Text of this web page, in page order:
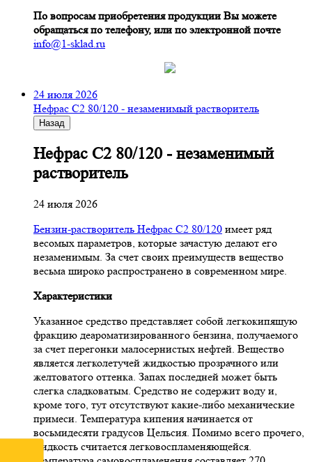
По вопросам приобретения продукции Вы можете
обращаться по телефону, или по электронной почте
info@1-sklad.ru
24 июля 2026
Нефрас С2 80/120 - незаменимый растворитель
Назад
Нефрас С2 80/120 - незаменимый
растворитель
24 июля 2026
Бензин-растворитель Нефрас С2 80/120 имеет ряд
весомых параметров, которые зачастую делают его
незаменимым. За счет своих преимуществ вещество
весьма широко распространено в современном мире.
Характеристики
Указанное средство представляет собой легкокипящую
фракцию деароматизированного бензина, получаемого
за счет перегонки малосернистых нефтей. Вещество
является легколетучей жидкостью прозрачного или
желтоватого оттенка. Запах последней может быть
слегка сладковатым. Средство не содержит воду и,
кроме того, тут отсутствуют какие-либо механические
примеси. Температура кипения начинается от
восьмидесяти градусов Цельсия. Помимо всего прочего,
жидкость считается легковоспламеняющейся.